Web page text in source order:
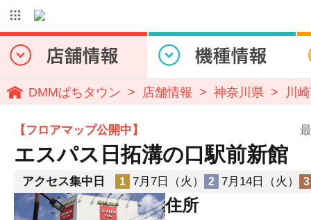
DMMぱちタウン 店舗情報 神奈川県 川
【フロアマップ公開中】
エスパス日拓溝の口駅前新館
アクセス集中日 1 7月7日（火） 2 7月14日（火） 3
住所